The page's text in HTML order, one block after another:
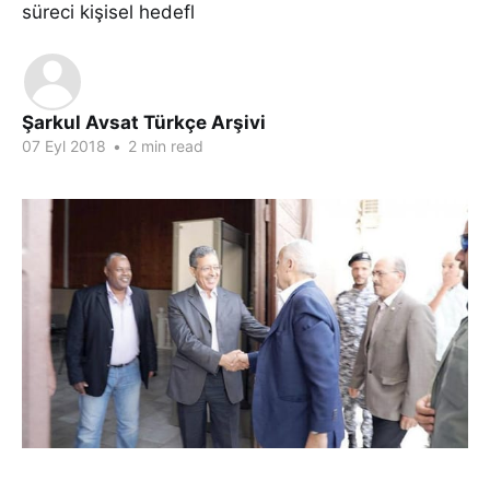
süreci kişisel hedefl
Şarkul Avsat Türkçe Arşivi
07 Eyl 2018 • 2 min read